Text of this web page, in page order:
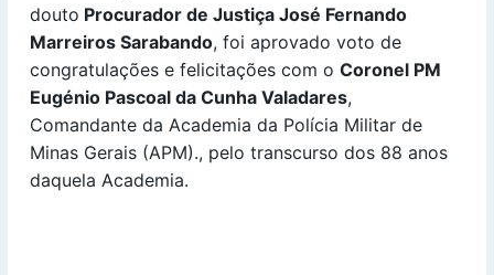
douto Procurador de JustiçaJosé Fernando
Marreiros Sarabando, foi aprovado voto de
congratulações e felicitações com oCoronel PM
Eugénio Pascoal da Cunha Valadares,
Comandante da Academia da Polícia Militar de
Minas Gerais (APM)., pelo transcurso dos 88 anos
daquela Academia.